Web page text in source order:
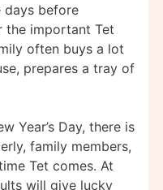
days before
the important Tet
often buys a lot
prepares a tray of
Year’s Day, there is
family members,
Tet comes. At
will give lucky